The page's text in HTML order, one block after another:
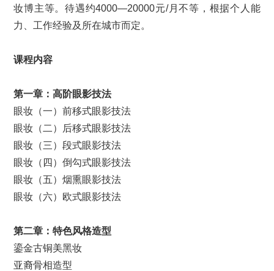
妆博主等。待遇约4000—20000元/月不等，根据个人能
力、工作经验及所在城市而定。
课程内容
第一章：高阶眼影技法
眼妆（一）前移式眼影技法
眼妆（二）后移式眼影技法
眼妆（三）段式眼影技法
眼妆（四）倒勾式眼影技法
眼妆（五）烟熏眼影技法
眼妆（六）欧式眼影技法
第二章：特色风格造型
鎏金古铜美黑妆
亚裔骨相造型